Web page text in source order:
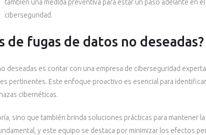
también una medida preventiva para estar un paso adelante en
ciberseguridad.
fugas de datos no deseadas?
deseadas es contar con una empresa de ciberseguridad
pertinentes. Este enfoque proactivo es esencial para
cibernéticas.
sino que también brinda soluciones prácticas para mantener
y este equipo se destaca por minimizar los efectos